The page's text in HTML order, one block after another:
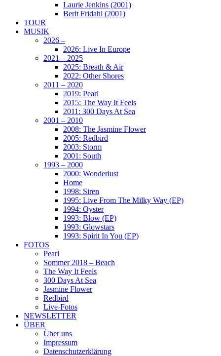
Laurie Jenkins (2001)
Berit Fridahl (2001)
TOUR
MUSIK
2026 –
2026: Live In Europe
2021 – 2025
2025: Breath & Air
2022: Other Shores
2011 – 2020
2019: Pearl
2015: The Way It Feels
2011: 300 Days At Sea
2001 – 2010
2008: The Jasmine Flower
2005: Redbird
2003: Storm
2001: South
1993 – 2000
2000: Wonderlust
Home
1998: Siren
1995: Live From The Milky Way (EP)
1994: Oyster
1993: Blow (EP)
1993: Glowstars
1993: Spirit In You (EP)
FOTOS
Pearl
Sommer 2018 – Beach
The Way It Feels
300 Days At Sea
Jasmine Flower
Redbird
Live-Fotos
NEWSLETTER
ÜBER
Über uns
Impressum
Datenschutzerklärung